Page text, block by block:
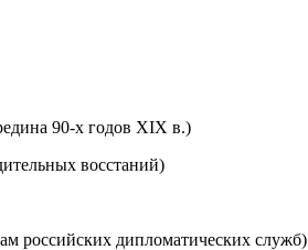
90-х годов XIX в.)
восстаний)
российских дипломатических служб)